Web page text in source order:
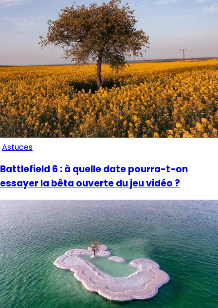
Astuces
Battlefield 6 : à quelle date pourra-t-on
essayer la bêta ouverte du jeu vidéo ?